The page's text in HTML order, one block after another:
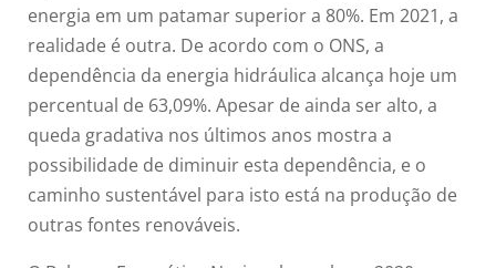
energia em um patamar superior a 80%. Em 2021, a
realidade é outra. De acordo com o ONS, a
dependência da energia hidráulica alcança hoje um
percentual de 63,09%. Apesar de ainda ser alto, a
queda gradativa nos últimos anos mostra a
possibilidade de diminuir esta dependência, e o
caminho sustentável para isto está na produção de
outras fontes renováveis.